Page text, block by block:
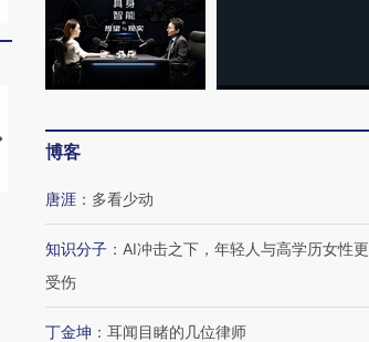
【推广】走进第四届链博
会，让数智科技“链”接产
博客
唐涯 ： 多看少动
知识分子 ： AI冲击之下，年轻人与高学历女性更
受伤
丁金坤 ： 耳闻目睹的几位律师